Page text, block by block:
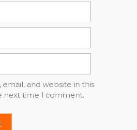
email, and website in this
next time I comment.